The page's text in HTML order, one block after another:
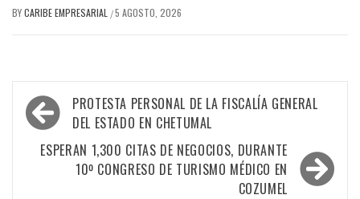
BYCARIBE EMPRESARIAL /5 AGOSTO, 2026
Navegación
de
entradas
PROTESTA PERSONAL DE LA FISCALÍA GENERAL
DEL ESTADO EN CHETUMAL
ESPERAN 1,300 CITAS DE NEGOCIOS, DURANTE
10º CONGRESO DE TURISMO MÉDICO EN
COZUMEL